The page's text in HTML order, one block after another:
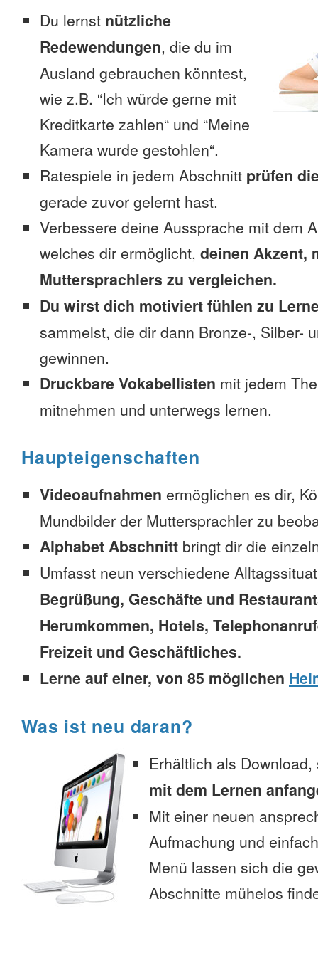
Du lernst nützliche
Redewendungen, die du im
Ausland gebrauchen könntest,
wie z.B. “Ich würde gerne mit
Kreditkarte zahlen“ und “Meine
Kamera wurde gestohlen“.
Ratespiele in jedem Abschnitt prüfen
gerade zuvor gelernt hast.
Verbessere deine Aussprache mit dem
welches dir ermöglicht, deinen Akzent,
Muttersprachlers zu vergleichen.
Du wirst dich motiviert fühlen zu
sammelst, die dir dann Bronze-, Silber-
gewinnen.
Druckbare Vokabellisten mit jedem
mitnehmen und unterwegs lernen.
Haupteigenschaften
Videoaufnahmen ermöglichen es dir,
Mundbilder der Muttersprachler zu
Alphabet Abschnitt bringt dir die
Umfasst neun verschiedene
Begrüßung, Geschäfte und
Herumkommen, Hotels,
Freizeit und Geschäftliches.
Lerne auf einer, von 85 möglichen
Was ist neu daran?
Erhältlich als
mit dem Lernen
Mit einer neuen
Aufmachung und
Menü lassen sich die
Abschnitte mühelos